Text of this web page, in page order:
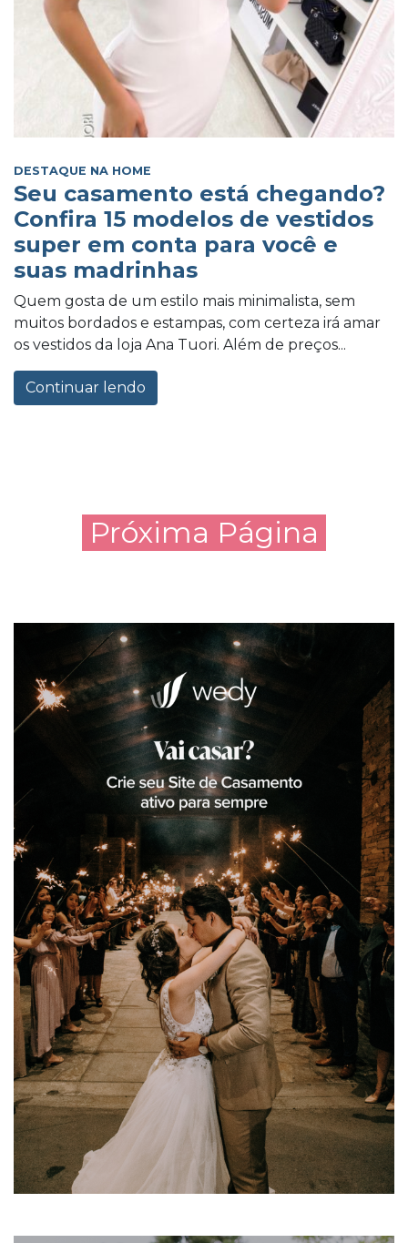
DESTAQUE NA HOME
Seu casamento está chegando?
Confira 15 modelos de vestidos
super em conta para você e
suas madrinhas
Quem gosta de um estilo mais minimalista, sem
muitos bordados e estampas, com certeza irá amar
os vestidos da loja Ana Tuori. Além de preços...
Continuar lendo
Próxima Página